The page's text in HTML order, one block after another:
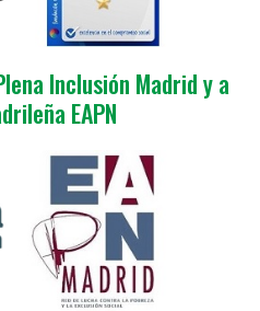
Inclusión Madrid y a
EAPN